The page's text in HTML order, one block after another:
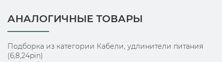
АНАЛОГИЧНЫЕ ТОВАРЫ
Подборка из категории Кабели, удлинители питания
(6,8,24pin)